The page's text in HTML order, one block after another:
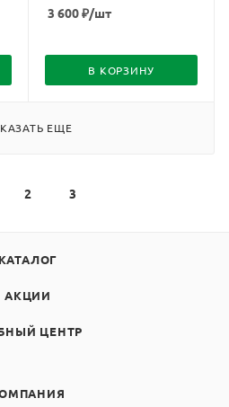
3 600₽/шт
В КОРЗИНУ
ЕЩЕ
2 3
КАТАЛОГ
АКЦИИ
ЦЕНТР